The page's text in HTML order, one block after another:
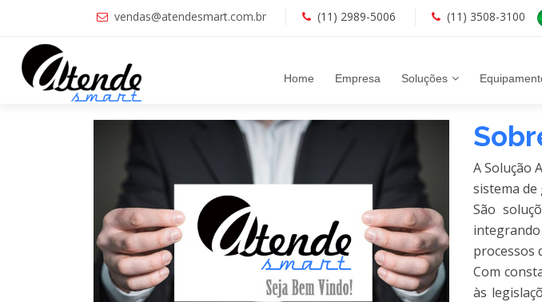
vendas@atendesmart.com.br (11) 2989-5006 (11) 3508-3100
Home Empresa Soluções
A Solução
sistema de
São
processos
Com
às